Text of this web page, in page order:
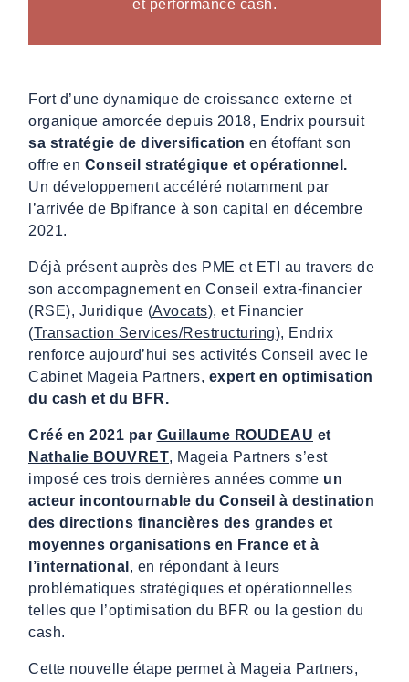
et performance cash.
Fort d’une dynamique de croissance externe et
organique amorcée depuis 2018, Endrix poursuit
sa stratégie de diversification en étoffant son
offre en Conseil stratégique et opérationnel.
Un développement accéléré notamment par
l’arrivée de Bpifrance à son capital en décembre
2021.
Déjà présent auprès des PME et ETI au travers de
son accompagnement en Conseil extra-financier
(RSE), Juridique (Avocats), et Financier
(Transaction Services/Restructuring), Endrix
renforce aujourd’hui ses activités Conseil avec le
Cabinet Mageia Partners, expert en optimisation
du cash et du BFR.
Créé en 2021 par Guillaume ROUDEAU et
Nathalie BOUVRET, Mageia Partners s’est
imposé ces trois dernières années comme un
acteur incontournable du Conseil à destination
des directions financières des grandes et
moyennes organisations en France et à
l’international , en répondant à leurs
problématiques stratégiques et opérationnelles
telles que l’optimisation du BFR ou la gestion du
cash.
Cette nouvelle étape permet à Mageia Partners,